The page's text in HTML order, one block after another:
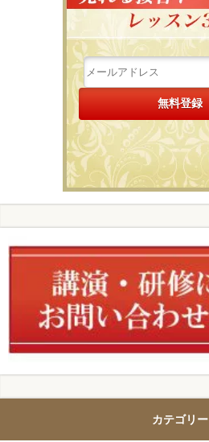
カテゴリー